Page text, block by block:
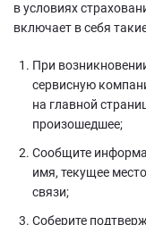
в условиях
включает в себя
При
сервисную
на главной
произошедшее;
Сообщите
имя, текущее
связи;
Соберите